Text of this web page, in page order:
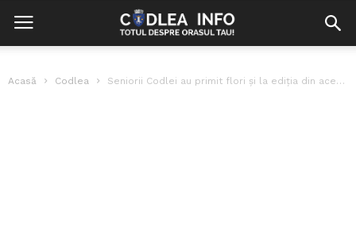
Acasă Codlea Seniorii Codlei au primit flori și la ediția din acest an Onoare...